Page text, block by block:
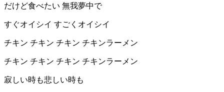
だけど食べたい 無我夢中で
すぐオイシイ すごくオイシイ
チキン チキン チキン チキンラーメン
チキン チキン チキン チキンラーメン
寂しい時も悲しい時も